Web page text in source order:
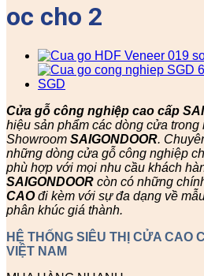
oc cho 2
Cửa gỗ công nghiệp cao cấp
hiệu sản phẩm các dòng cửa trong
Showroom SAIGONDOOR.
những dòng cửa gỗ công nghiệp
phù hợp với mọi nhu cầu khách
SAIGONDOOR còn có những
CAOđi kèm với sự đa dạng về
phân khúc giá thành.
HỆ THỐNG SIÊU THỊ CỬA CAO
VIỆT NAM